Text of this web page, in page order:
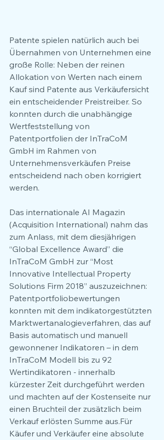
Patente spielen natürlich auch bei
Übernahmen von Unternehmen eine
große Rolle: Neben der reinen
Allokation von Werten nach einem
Kauf sind Patente aus Verkäufersicht
ein entscheidender Preistreiber. So
konnten durch die unabhängige
Wertfeststellung von
Patentportfolien der InTraCoM
GmbH im Rahmen von
Unternehmensverkäufen Preise
entscheidend nach oben korrigiert
werden.
Das internationale AI Magazin
(Acquisition International) nahm das
zum Anlass, mit dem diesjährigen
“Global Excellence Award” die
InTraCoM GmbH zur “Most
Innovative Intellectual Property
Solutions Firm 2018” auszuzeichnen:
Patentportfoliobewertungen
konnten mit dem indikatorgestützten
Marktwertanalogieverfahren, das auf
Basis automatisch und manuell
gewonnener Indikatoren – in dem
InTraCoM Modell bis zu 92
Wertindikatoren - innerhalb
kürzester Zeit durchgeführt werden
und machten auf der Kostenseite nur
einen Bruchteil der zusätzlich beim
Verkauf erlösten Summe aus.Für
Käufer und Verkäufer eine absolute